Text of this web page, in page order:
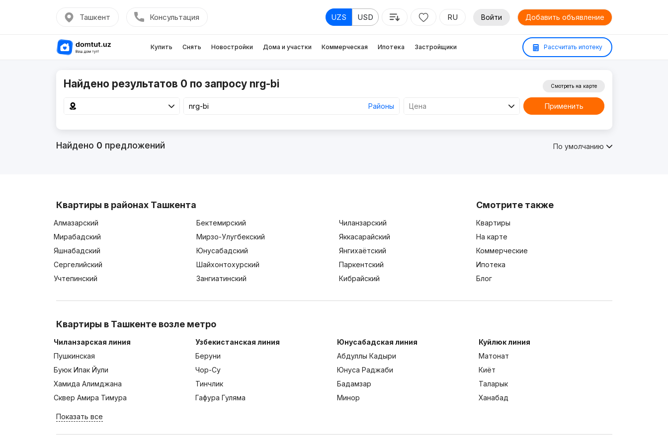
Ташкент Консультация UZS USD RU Войти Добавить объявление
Купить Снять Новостройки Дома и участки Коммерческая Ипотека Застройщики Рассчитать ипотеку
Найдено результатов 0 по запросу nrg-bi
Районы Цена
Смотреть на карте
Применить
Найдено 0 предложений По умолчанию
Квартиры в районах Ташкента
Алмазарский Бектемирский
Чиланзарский
Мирабадский
Мирзо-Улугбекский
Яккасарайский
Яшнабадский
Юнусабадский
Янгихаётский
Сергелийский
Шайхонтохурский
Паркентский
Учтепинский
Зангиатинский Кибрайский
Смотрите также
Квартиры
На карте
Коммерческие
Ипотека
Блог
Квартиры в Ташкенте возле метро
Чиланзарская линия
Пушкинская
Буюк Ипак Йули
Хамида Алимджана
Сквер Амира Тимура
Узбекистанская линия
Беруни
Чор-Су
Тинчлик
Гафура Гуляма
Юнусабадская линия
Абдуллы Кадыри
Юнуса Раджаби
Бадамзар
Минор
Куйлюк линия
Матонат
Киёт
Таларык
Ханабад
Показать все